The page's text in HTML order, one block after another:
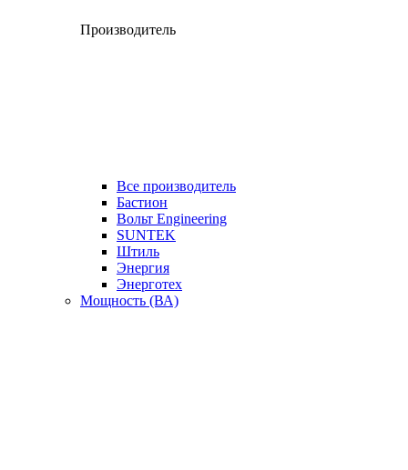
Производитель
Все производитель
Бастион
Вольт Engineering
SUNTEK
Штиль
Энергия
Энерготех
Мощность (ВА)